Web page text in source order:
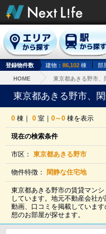
登録物件数 建物： 86,102 棟 部
HOME 東京都あきる野市、
東京都あきる野市、
0 棟｜0 室｜0～0 棟を表示
現在の検索条件
市区：東京都あきる野市
物件特徴： 閑静な住宅地
東京都あきる野市の賃貸マン
しています。地元不動産会社
動画、口コミを掲載していま
想のお部屋が探せます。